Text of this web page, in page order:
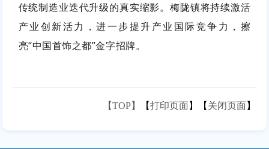
传统制造业迭代升级的真实缩影。梅陇镇将持续激活
产业创新活力，进一步提升产业国际竞争力，擦
亮“中国首饰之都”金字招牌。
【TOP】 【打印页面】【 关闭页面】